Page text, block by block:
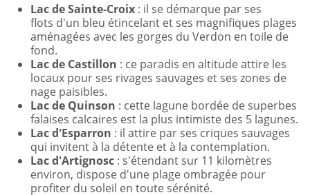
Lac de Sainte-Croix : il se démarque par ses
flots d'un bleu étincelant et ses magnifiques plages
aménagées avec les gorges du Verdon en toile de
fond.
Lac de Castillon : ce paradis en altitude attire les
locaux pour ses rivages sauvages et ses zones de
nage paisibles.
Lac de Quinson : cette lagune bordée de superbes
falaises calcaires est la plus intimiste des 5 lagunes.
Lac d'Esparron : il attire par ses criques sauvages
qui invitent à la détente et à la contemplation.
Lac d'Artignosc : s'étendant sur 11 kilomètres
environ, dispose d'une plage ombragée pour
profiter du soleil en toute sérénité.